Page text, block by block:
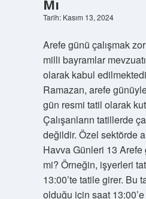
Mı
Tarih: Kasım 13, 2024
Arefe günü çalışmak
milli bayramlar
olarak kabul
Ramazan, arefe
gün resmi tatil olarak
Çalışanların tatillerde
değildir. Özel sektörde
Havva Günleri 13
mi? Örneğin, işyerleri
13:00’te tatile girer. Bu
olduğu için saat